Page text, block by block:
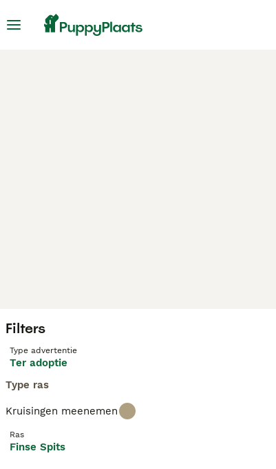
Filters
Type advertentie
Ter adoptie
Type ras
Kruisingen meenemen
Ras
Finse Spits